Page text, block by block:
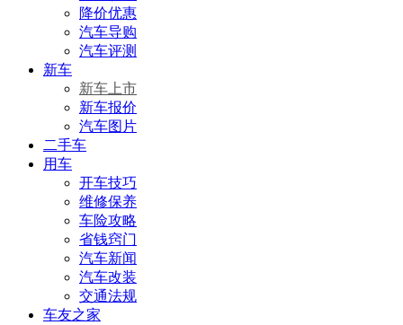
降价优惠
汽车导购
汽车评测
新车
新车上市
新车报价
汽车图片
二手车
用车
开车技巧
维修保养
车险攻略
省钱窍门
汽车新闻
汽车改装
交通法规
车友之家